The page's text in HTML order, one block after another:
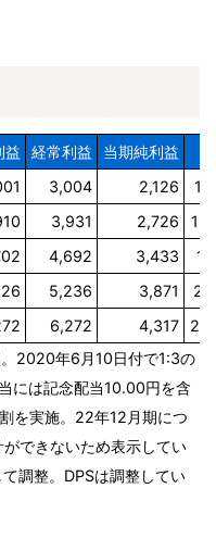
益 経常利益 当期純利益
3,004 2,126
3,931 2,726
4,692 3,433
5,236 3,871
6,272 4,317
2020年6月10日付で1:3の
には記念配当10.00円を含
を実施。22年12月期につ
できないため表示してい
調整。DPSは調整してい